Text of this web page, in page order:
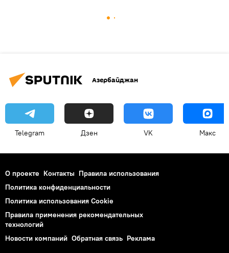
Азербайджан
Telegram Дзен VK Макс
О проекте Контакты Правила использования
Политика конфиденциальности
Политика использования Cookie
Правила применения рекомендательных
технологий
Новости компаний Обратная связь Реклама